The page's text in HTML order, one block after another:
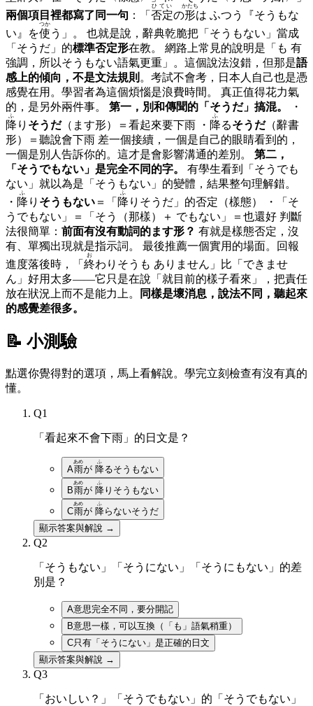
兩個項目裡都寫了同一句 ：「 否定
ひてい
の形
かたち
は ふつう『そうもな
い』を使
つか
う」。 也就是說，辭典乾脆把「そうもない」當成
「そうだ」的標準否定形在教。 網路上常見的說明是「も 有
強調，所以そうもない語氣更重」。這個說法沒錯，但那是語
感上的傾向，不是文法規則 。考試不會考，日本人自己也是憑
感覺在用。學習者為這個煩惱是浪費時間。 真正值得花力氣
的，是另外兩件事。 第一，別和傳聞的「そうだ」搞混。
・
降
ふ
り そうだ（ます形）＝看起來要下雨 ・ 降
ふ
るそうだ（辭書
形）＝聽說會下雨 差一個接續，一個是自己的眼睛看到的，
一個是別人告訴你的。這才是會影響溝通的差別。 第二，
「そうでもない」是完全不同的字。
ない」就以為是「そうもない」的變體，結果整句理解錯。
・ 降
ふ
り そうもない ＝「 降
ふ
りそうだ」的否定（樣態） ・「そ
うでもない」＝「そう（那樣）＋ でもない」＝也還好 判斷
法很簡單： 前面有沒有動詞的ます形？ 有就是樣態否定，沒
有、單獨出現就是指示詞。 最後推薦一個實用的場面。回報
進度落後時，「 終
お
わりそうも ありません」比「できませ
ん」好用太多——它只是在說「就目前的樣子看來」，把責任
放在狀況上而不是能力上。
同樣是壞消息，說法不同，聽起來
的感覺差很多。
📝 小測驗
點選你覺得對的選項，馬上看解說。學完立刻檢查有沒有真的
懂。
Q1
「看起來不會下雨」的日文是？
A雨
あめ
が 降
ふ
るそうもない
B雨
あめ
が 降
ふ
りそうもない
C雨
あめ
が 降
ふ
らないそうだ
顯示答案與解說 →
Q2
「そうもない」「そうにない」「そうにもない」的差
別是？
A意思完全不同，要分開記
B意思一樣，可以互換（「も」語氣稍重）
C只有「そうにない」是正確的日文
顯示答案與解說 →
Q3
「おいしい？」「そうでもない」的「そうでもない」